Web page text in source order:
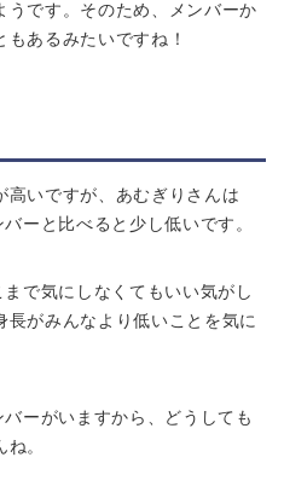
うです。そのため、メンバーか
あるみたいですね！
高いですが、あむぎりさんは
ーと比べると少し低いです。
で気にしなくてもいい気がし
長がみんなより低いことを気に
ーがいますから、どうしても
。